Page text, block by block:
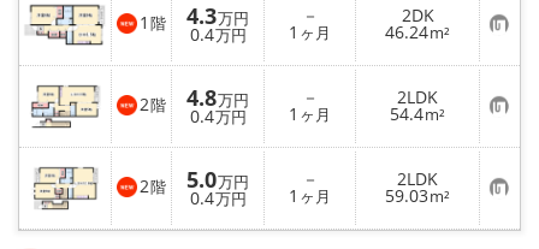
1 階 4.3万円
0.4万円
－
1 ヶ月
2DK
46.24m² お
気
に
入
り
登
録
2階 4.8万円
0.4万円
－
1 ヶ月
2LDK
54.4m² お
気
に
入
り
登
録
2階 5.0万円
0.4万円
－
1 ヶ月
2LDK
59.03m² お
気
に